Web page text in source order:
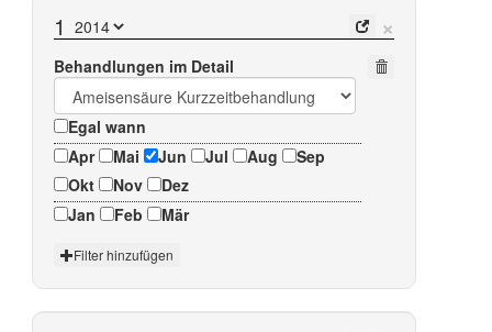
×
1
Behandlungen im Detail
Egal wann
Apr
Mai Jun Jul Aug
Sep
Okt
Nov
Dez
Jan
Feb Mär
Filter hinzufügen